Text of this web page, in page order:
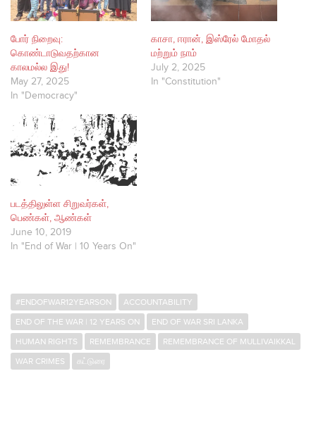
போர் நிறைவு:
கொண்டாடுவதற்கான
காலமல்ல இது!
May 27, 2025
In "Democracy"
காசா, ஈரான், இஸ்ரேல் மோதல்
மற்றும் நாம்
July 2, 2025
In "Constitution"
படத்திலுள்ள சிறுவர்கள்,
பெண்கள், ஆண்கள்
June 10, 2019
In "End of War | 10 Years On"
#ENDOFWAR12YEARSON
ACCOUNTABILITY
END OF THE WAR | 12 YEARS ON
END OF WAR SRI LANKA
HUMAN RIGHTS
REMEMBRANCE
REMEMBRANCE OF MULLIVAIKKAL
WAR CRIMES
கட்டுரை